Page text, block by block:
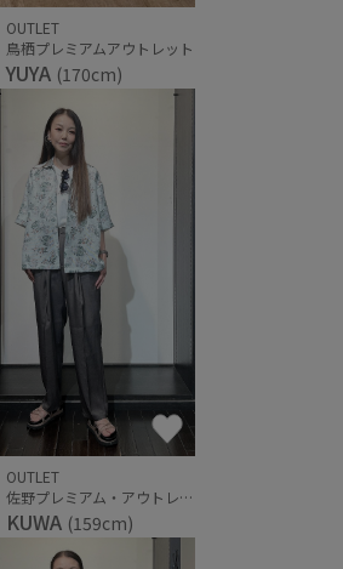
OUTLET
鳥栖プレミアムアウトレット
YUYA (170cm)
OUTLET
佐野プレミアム・アウトレット
KUWA (159cm)